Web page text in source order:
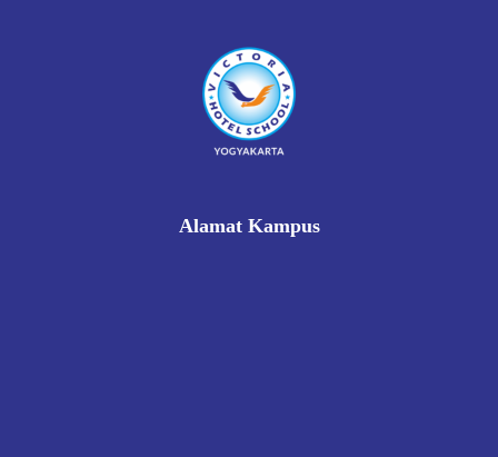
Alamat Kampus